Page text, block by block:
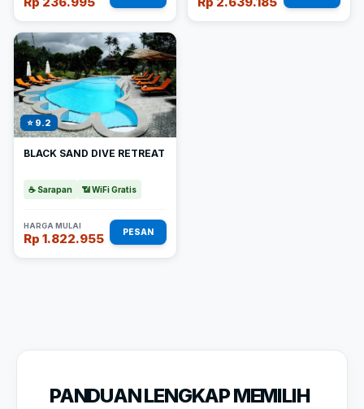
⭐ 9.2
BLACK SAND DIVE RETREAT
☕ Sarapan 📶 WiFi Gratis
HARGA MULAI
Rp 1.822.955 PESAN
PANDUAN LENGKAP MEMILIH